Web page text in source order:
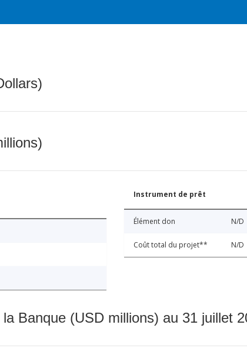
Instrument de prêt
Élément don N/D
Coût total du projet** N/D
Banque (USD millions) au 31 juillet